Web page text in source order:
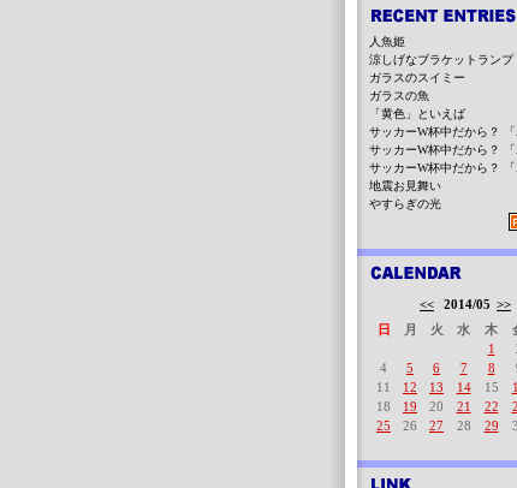
人魚姫
涼しげなブラケットランプ
ガラスのスイミー
ガラスの魚
「黄色」といえば
サッカーW杯中だから？ 「
サッカーW杯中だから？ 「
サッカーW杯中だから？ 「
地震お見舞い
やすらぎの光
<< 2014/05 >>
日
月 火 水 木
1
4
5 6 7 8
11
12 13 14 15
18
19 20 21 22
25
26 27 28 29